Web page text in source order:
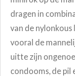
dragen in
van de
vooral de
uitte zijn
condooms, de pil